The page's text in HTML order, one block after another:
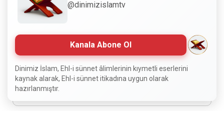
Copyright © 2008 - Dinimiz İslam. Her Hakkı Saklıdır.
Sitemizdeki bilgiler, bütün insanların istifadesi için
hazırlanmıştır. Orijinaline sadık kalmak şartıyla, izin
almaya gerek kalmadan, herkes istediği gibi alıp istifade
edebilir.
@dinimizislamtv
Kanala Abone Ol
Dinimiz İslam, Ehl-i sünnet âlimlerinin kıymetli eserlerini
kaynak alarak, Ehl-i sünnet itikadına uygun olarak
hazırlanmıştır.